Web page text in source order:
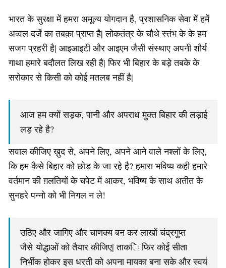
भारत के सुरक्षा में हमरा अमूल्य योगदान है, प्रशासनिक सेवा में हमें
अव्वल दर्जे का तबक़ा प्राप्त है| लोकतंत्र के चौथे स्तंभ के के हम
सजग प्रहरी है| आइआइटी और आइएम जैसी संस्थाए अपनी शौर्य
गाथा हमारे बदौलत लिख रही है| फिर भी बिहार के बड़े तबके के
सरोकार से किसी को कोई मतलब नहीं है|
आज हम क्यों सड़क, पानी और अपराध मुक्त बिहार की लड़ाई
लड़ रहे है?
सवाल कीजिए ख़ुद से, अपने लिए, अपने आने वाले नश्लों के लिए,
कि हम कैसे बिहार को छोड़ के जा रहे है? हमारा भविष्य कही हमारे
वर्तमान की ग़लतियों के चपेट में आकर, भविष्य के साथ अतीत के
सुनहरे पन्नो को भी निगल न ले!
उठिए और जागिए और चाणक्य बन कर लाखों चंद्रगुप्त
जैसे योद्धाओं को तैयार कीजिए| ताकि फिर कोई सीता
निर्भीक होकर इस धरती को अपना मायका बना सके और स्वयं